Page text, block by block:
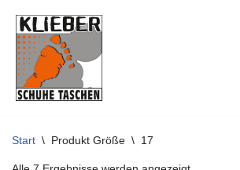
Zum
Inhalt
springen
Start \ Produkt Größe \ 17